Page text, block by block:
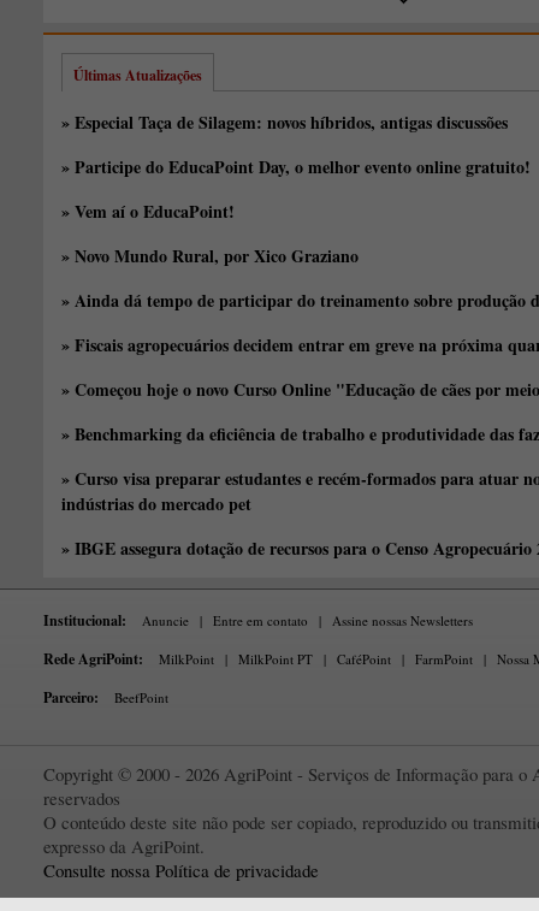
Últimas Atualizações
» Especial Taça de Silagem: novos híbridos, antigas discussões
» Participe do EducaPoint Day, o melhor evento online gratuito!
» Vem aí o EducaPoint!
» Novo Mundo Rural, por Xico Graziano
» Ainda dá tempo de participar do treinamento sobre produção
» Fiscais agropecuários decidem entrar em greve na próxima
» Começou hoje o novo Curso Online "Educação de cães por
» Benchmarking da eficiência de trabalho e produtividade das
» Curso visa preparar estudantes e recém-formados para atuar
indústrias do mercado pet
» IBGE assegura dotação de recursos para o Censo Agropecuário
Institucional: Anuncie | Entre em contato | Assine nossas Newsletters
Rede AgriPoint: MilkPoint | MilkPoint PT | CaféPoint | FarmPoint | Nossa
Parceiro: BeefPoint
Copyright © 2000 - 2026 AgriPoint - Serviços de Informação para o
reservados
O conteúdo deste site não pode ser copiado, reproduzido ou
expresso da AgriPoint.
Consulte nossa Política de privacidade